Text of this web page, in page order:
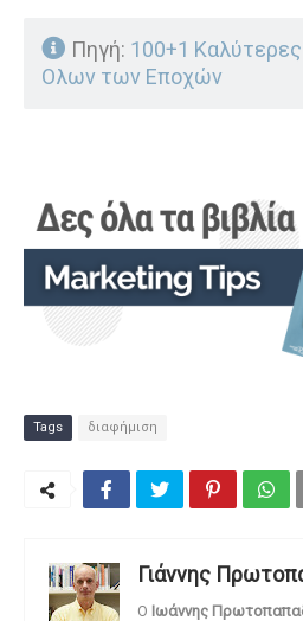
Πηγή: 100+1
Ολων των Εποχών
Tags διαφήμιση
Γιάννης
O Ιωάννης